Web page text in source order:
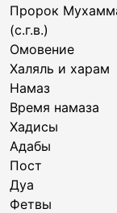
Пророк
(с.г.в.)
Омовение
Халяль и харам
Намаз
Время намаза
Хадисы
Адабы
Пост
Дуа
Фетвы